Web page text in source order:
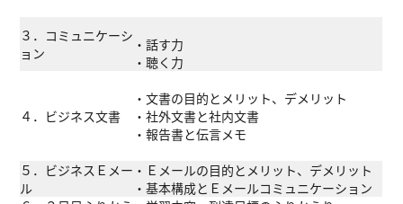
３．コミュニケーシ
ョン
・話す力
・聴く力
４．ビジネス文書
・文書の目的とメリット、デメリット
・社外文書と社内文書
・報告書と伝言メモ
５．ビジネスＥメー
ル
・Ｅメールの目的とメリット、デメリット
・基本構成とＥメールコミュニケーション